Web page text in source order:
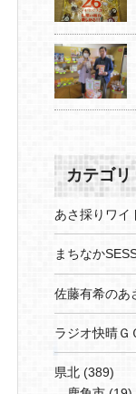
カテゴリ
あさ採りワイ
まちなか
佐藤有希のあ
ラジオ快晴Ｇ
県北 (389)